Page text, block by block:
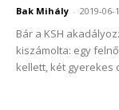
Bak Mihály - 2019-06-
Bár a KSH
kiszámolta: egy
kellett, két gyerekes